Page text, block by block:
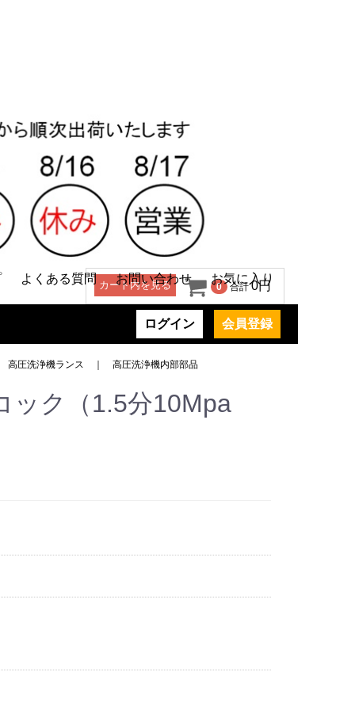
よくある質問 お問い合わせ お気に入り
ログイン 会員登録
カート内を見る 0 合計0円
高圧洗浄機ランス 高圧洗浄機内部部品
ック（1.5分10Mpa